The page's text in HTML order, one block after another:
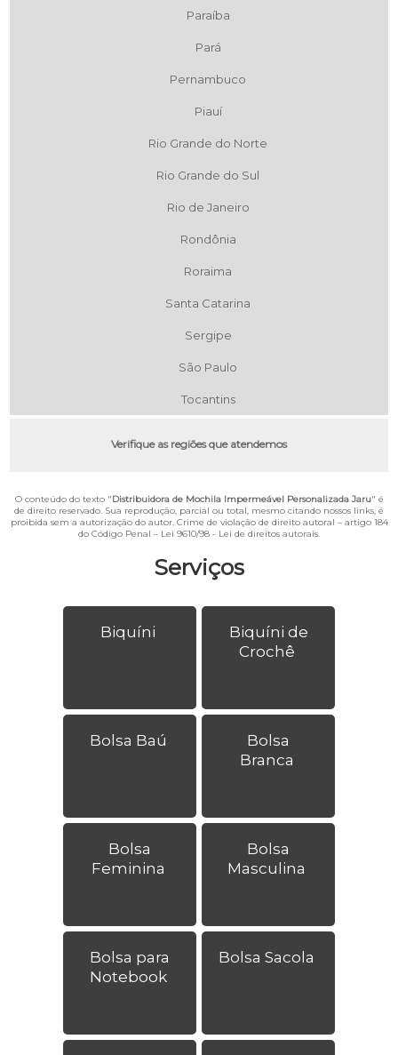
Serviços
Biquíni
Biquíni de
Crochê
Bolsa Baú
Bolsa
Branca
Bolsa
Feminina
Bolsa
Masculina
Bolsa para
Notebook
Bolsa Sacola
Paraíba
Pará
Pernambuco
Piauí
Rio Grande do Norte
Rio Grande do Sul
Rio de Janeiro
Rondônia
Roraima
Santa Catarina
Sergipe
São Paulo
Tocantins
Verifique as regiões que atendemos
O conteúdo do texto "Distribuidora de Mochila Impermeável Personalizada Jaru" é
de direito reservado. Sua reprodução, parcial ou total, mesmo citando nossos links, é
proibida sem a autorização do autor. Crime de violação de direito autoral – artigo 184
do Código Penal – Lei 9610/98 - Lei de direitos autorais.